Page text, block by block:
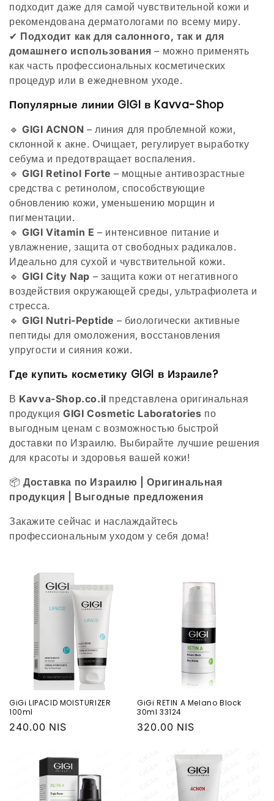
подходит даже для самой чувствительной кожи и
рекомендована дерматологами по всему миру.
✔ Подходит как для салонного, так и для
домашнего использования – можно применять
как часть профессиональных косметических
процедур или в ежедневном уходе.
Популярные линии GIGI в Kavva-Shop
🔹GIGI ACNON – линия для проблемной кожи,
склонной к акне. Очищает, регулирует выработку
себума и предотвращает воспаления.
🔹GIGI Retinol Forte – мощные антивозрастные
средства с ретинолом, способствующие
обновлению кожи, уменьшению морщин и
пигментации.
🔹GIGI Vitamin E – интенсивное питание и
увлажнение, защита от свободных радикалов.
Идеально для сухой и чувствительной кожи.
🔹GIGI City Nap – защита кожи от негативного
воздействия окружающей среды, ультрафиолета и
стресса.
🔹GIGI Nutri-Peptide – биологически активные
пептиды для омоложения, восстановления
упругости и сияния кожи.
Где купить косметику GIGI в Израиле?
В Kavva-Shop.co.il представлена оригинальная
продукция GIGI Cosmetic Laboratories по
выгодным ценам с возможностью быстрой
доставки по Израилю. Выбирайте лучшие решения
для красоты и здоровья вашей кожи!
📦Доставка по Израилю | Оригинальная
продукция | Выгодные предложения
Закажите сейчас и наслаждайтесь
профессиональным уходом у себя дома!
GiGi LIPACID MOISTURIZER
100ml
Обычная
240.00 NIS
GiGi RETIN A Melano Block
30ml 33124
Обычная
320.00 NIS